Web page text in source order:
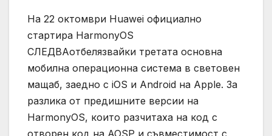
На 22 октомври Huawei официално
стартира HarmonyOS
СЛЕДВАотбелязвайки третата основна
мобилна операционна система в световен
мащаб, заедно с iOS и Android на Apple. За
разлика от предишните версии на
HarmonyOS, които разчитаха на код с
отворен код на AOSP и съвместимост с